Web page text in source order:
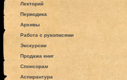
Лекторий
Периодика
Архивы
Работа с рукописями
Экскурсии
Продажа книг
Спонсорам
Аспирантура